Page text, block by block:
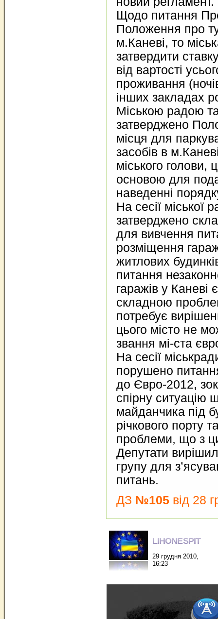
Щодо питання
Положення про
м.Каневі, то
затвердити
від вартості
проживання
інших закладах
Міською радою
затверджено
місця для
засобів в
міського
основою для
наведенні
На сесії міської
затверджено
для вивчення
розміщення
житлових
питання
гаражів у Каневі
складною
потребує
цього місто не
звання мі-ста
На сесії
порушено
до Євро-2012,
спірну ситуацію
майданчика під
річкового порту
проблеми, що з
Депутати
групу для
питань.
ДЗ №105 від 28
LIHONESPIT
29 грудня 2010,
16:23